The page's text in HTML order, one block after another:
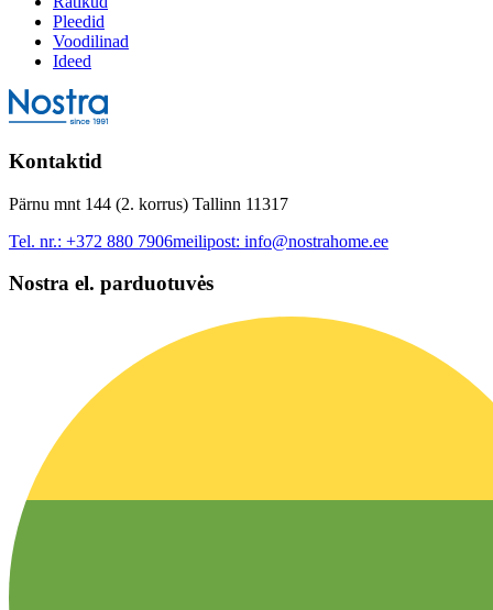
Pleedid
Voodilinad
Ideed
Kontaktid
Pärnu mnt 144 (2. korrus) Tallinn 11317
Tel. nr.: +372 880 7906meilipost: info@nostrahome.ee
Nostra el. parduotuvės